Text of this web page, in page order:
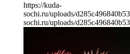
https://kuda-
sochi.ru/uploads/
sochi.ru/uploads/